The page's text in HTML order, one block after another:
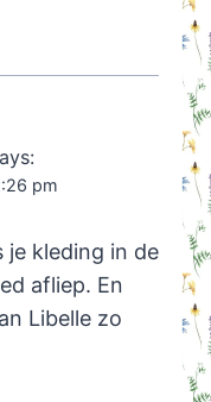
pm
je kleding in de
afliep. En
Libelle zo